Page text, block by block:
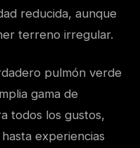
reducida, aunque
terreno irregular.
pulmón verde
gama de
todos los gustos,
experiencias